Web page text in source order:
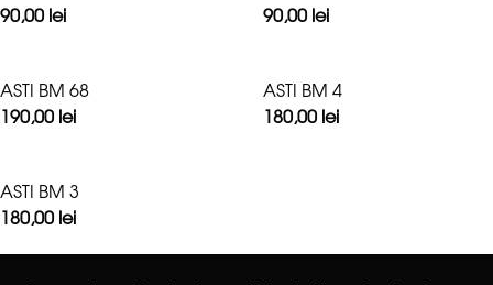
90,00 lei
90,00 lei
ASTI BM 68
190,00 lei
ASTI BM 4
180,00 lei
ASTI BM 3
180,00 lei